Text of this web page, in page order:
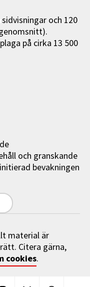
och 120
på cirka 13 500
och granskande
bevakningen
material är
Citera gärna,
cookies.